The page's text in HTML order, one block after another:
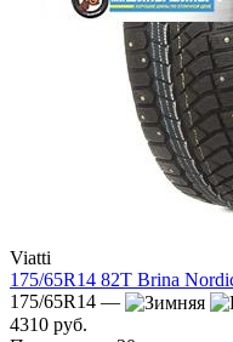
Viatti
175/65R14 82T Brina
175/65R14 —
4310 руб.